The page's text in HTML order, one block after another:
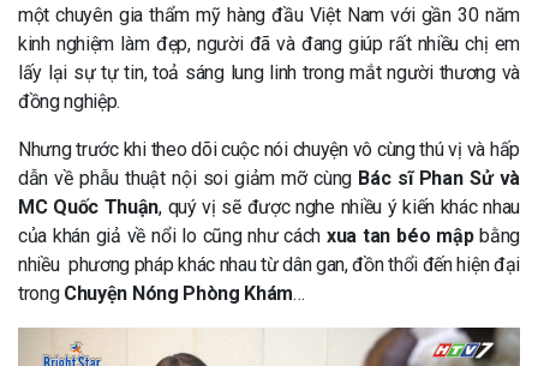
một chuyên gia thẩm mỹ hàng đầu Việt Nam với gần 30 năm
kinh nghiệm làm đẹp, người đã và đang giúp rất nhiều chị em
lấy lại sự tự tin, toả sáng lung linh trong mắt người thương và
đồng nghiệp.
Nhưng trước khi theo dõi cuộc nói chuyện vô cùng thú vị và hấp
dẫn về phẫu thuật nội soi giảm mỡ cùng Bác sĩ Phan Sử và
MC Quốc Thuận, quý vị sẽ được nghe nhiều ý kiến khác nhau
của khán giả về nổi lo cũng như cáchxua tan béo mậpbằng
nhiều phương pháp khác nhau từ dân gan, đồn thổi đến hiện đại
trongChuyện Nóng Phòng Khám…